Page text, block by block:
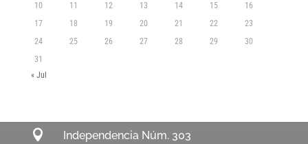
10
11 12 13 14 15
16
17
18 19 20 21 22
23
24
25 26 27 28 29
30
31
« Jul

Independencia Núm. 303